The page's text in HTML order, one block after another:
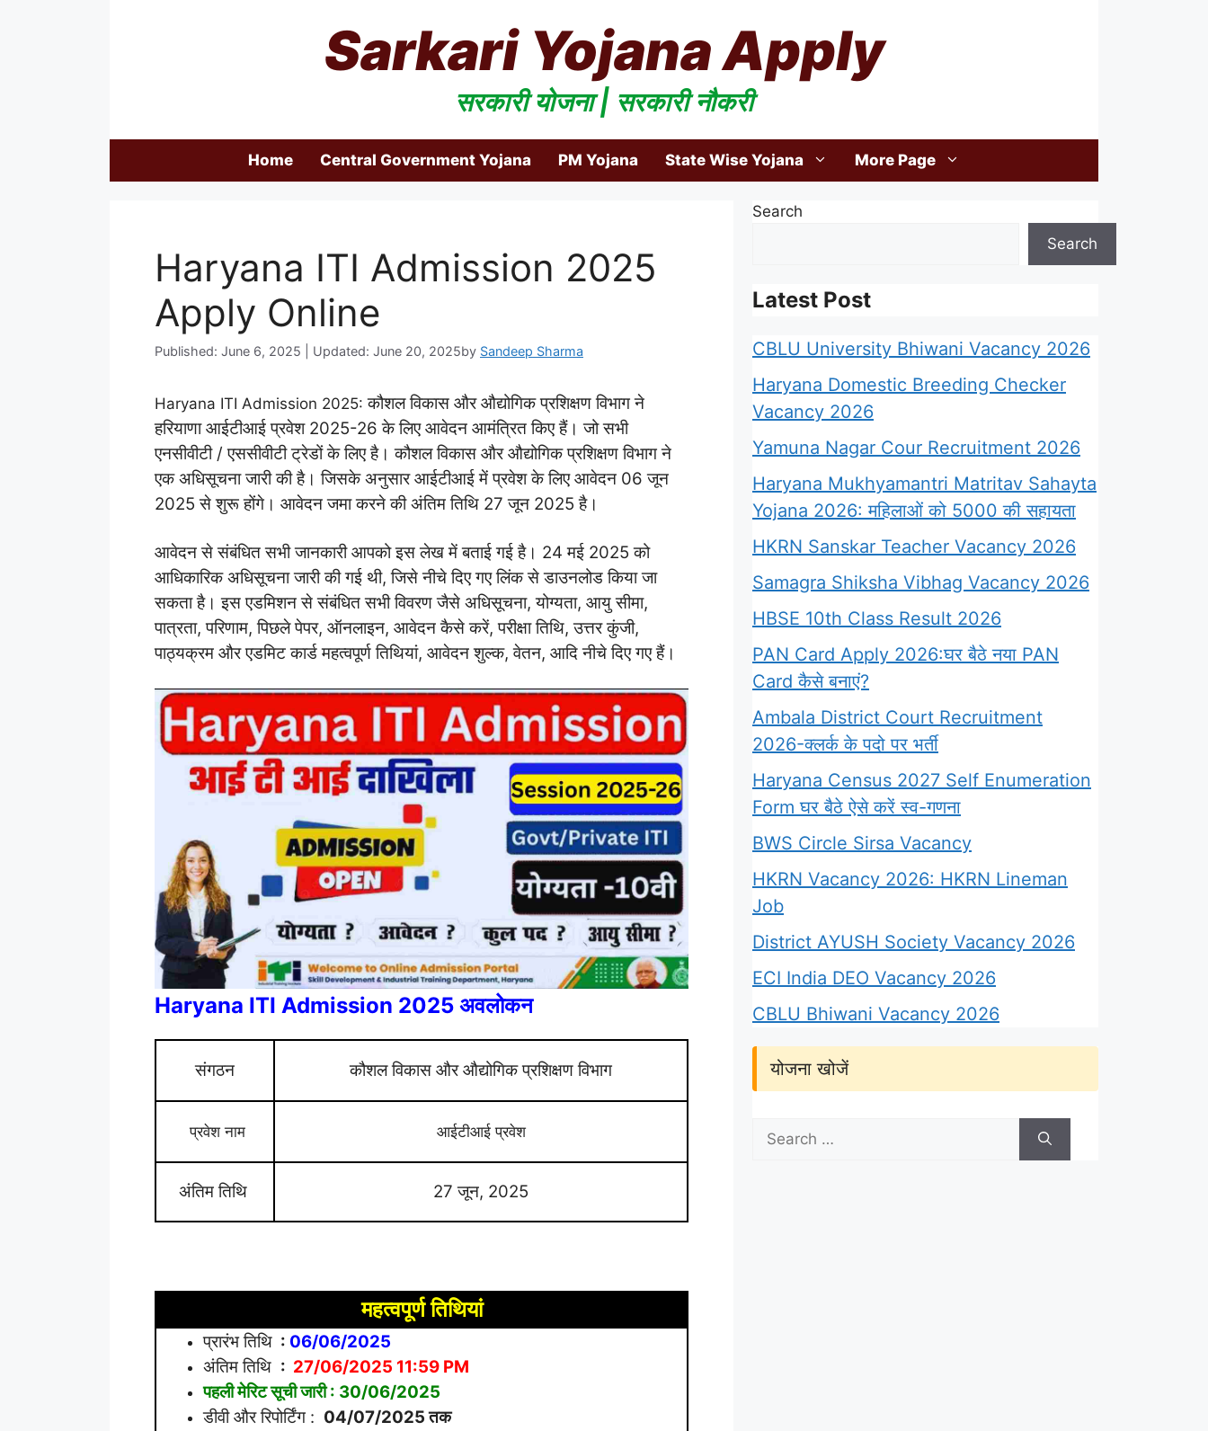
Sarkari Yojana Apply
सरकारी योजना | सरकारी नौकरी
Home Central Government Yojana PM Yojana State Wise Yojana More Page
Haryana ITI Admission 2025
Apply Online
Published: June 6, 2025 | Updated: June 20, 2025by Sandeep Sharma
Haryana ITI Admission 2025: कौशल विकास और औद्योगिक प्रशिक्षण विभाग ने
हरियाणा आईटीआई प्रवेश 2025-26 के लिए आवेदन आमंत्रित किए हैं। जो सभी
एनसीवीटी / एससीवीटी ट्रेडों के लिए है। कौशल विकास और औद्योगिक प्रशिक्षण विभाग ने
एक अधिसूचना जारी की है। जिसके अनुसार आईटीआई में प्रवेश के लिए आवेदन 06 जून
2025 से शुरू होंगे। आवेदन जमा करने की अंतिम तिथि 27 जून 2025 है।
आवेदन से संबंधित सभी जानकारी आपको इस लेख में बताई गई है। 24 मई 2025 को
आधिकारिक अधिसूचना जारी की गई थी, जिसे नीचे दिए गए लिंक से डाउनलोड किया जा
सकता है। इस एडमिशन से संबंधित सभी विवरण जैसे अधिसूचना, योग्यता, आयु सीमा,
पात्रता, परिणाम, पिछले पेपर, ऑनलाइन, आवेदन कैसे करें, परीक्षा तिथि, उत्तर कुंजी,
पाठ्यक्रम और एडमिट कार्ड महत्वपूर्ण तिथियां, आवेदन शुल्क, वेतन, आदि नीचे दिए गए हैं।
Haryana ITI Admission 2025 अवलोकन
संगठन कौशल विकास और औद्योगिक प्रशिक्षण विभाग
प्रवेश नाम आईटीआई प्रवेश
अंतिम तिथि 27 जून, 2025
महत्वपूर्ण तिथियां
प्रारंभ तिथि : 06/06/2025
अंतिम तिथि : 27/06/2025 11:59 PM
पहली मेरिट सूची जारी : 30/06/2025
डीवी और रिपोर्टिंग : 04/07/2025 तक
Search
Search
Latest Post
CBLU University Bhiwani Vacancy 2026
Haryana Domestic Breeding Checker
Vacancy 2026
Yamuna Nagar Cour Recruitment 2026
Haryana Mukhyamantri Matritav Sahayta
Yojana 2026: महिलाओं को 5000 की सहायता
HKRN Sanskar Teacher Vacancy 2026
Samagra Shiksha Vibhag Vacancy 2026
HBSE 10th Class Result 2026
PAN Card Apply 2026:घर बैठे नया PAN
Card कैसे बनाएं?
Ambala District Court Recruitment
2026-क्लर्क के पदो पर भर्ती
Haryana Census 2027 Self Enumeration
Form घर बैठे ऐसे करें स्व-गणना
BWS Circle Sirsa Vacancy
HKRN Vacancy 2026: HKRN Lineman
Job
District AYUSH Society Vacancy 2026
ECI India DEO Vacancy 2026
CBLU Bhiwani Vacancy 2026
योजना खोजें
Search
for: